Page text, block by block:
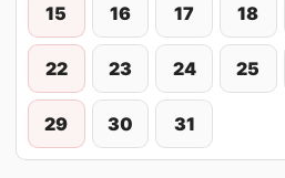
15 16 17 18
22 23 24 25
29 30 31